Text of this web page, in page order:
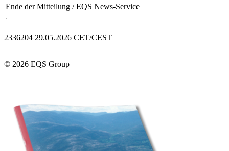
Ende der Mitteilung / EQS News-Service
2336204 29.05.2026 CET/CEST
© 2026 EQS Group